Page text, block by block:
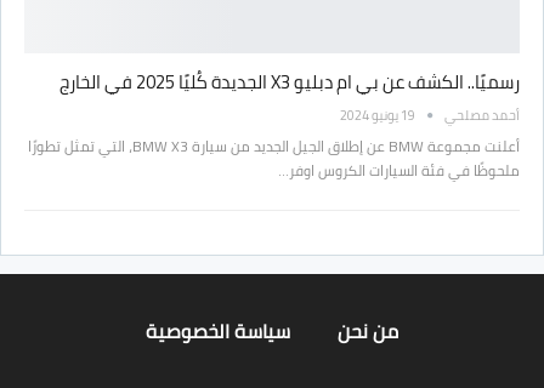
رسميًا.. الكشف عن بي ام دبليو X3 الجديدة كُليًا 2025 في الخارج
أحمد مصلحي 19 يونيو 2024
أعلنت مجموعة BMW عن إطلاق الجيل الجديد من سيارة BMW X3، التي تمثل تطورًا
ملحوظًا في فئة السيارات الكروس اوفر…
من نحن سياسة الخصوصية